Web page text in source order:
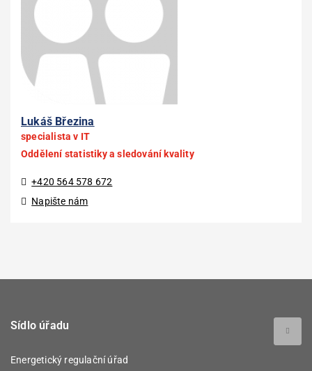
Lukáš Březina
specialista v IT
Oddělení statistiky a sledování kvality
+420 564 578 672
Napište nám
Sídlo úřadu
Energetický regulační úřad